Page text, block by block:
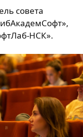
совета
НСК».